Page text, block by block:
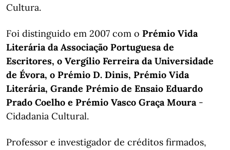
Cultura.
Foi distinguido em 2007 com o Prémio Vida
Literária da Associação Portuguesa de
Escritores, o Vergílio Ferreira da Universidade
de Évora, o Prémio D. Dinis, Prémio Vida
Literária, Grande Prémio de Ensaio Eduardo
Prado Coelho e Prémio Vasco Graça Moura-
Cidadania Cultural.
Professor e investigador de créditos firmados,